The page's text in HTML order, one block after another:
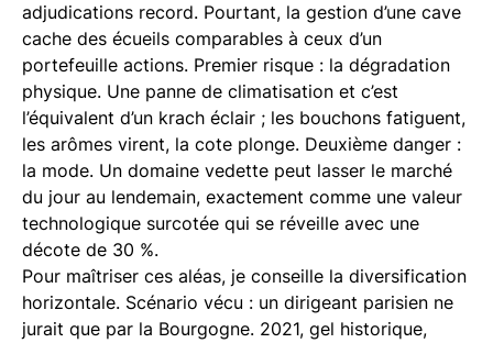
adjudications record. Pourtant, la gestion d’une cave
cache des écueils comparables à ceux d’un
portefeuille actions. Premier risque : la dégradation
physique. Une panne de climatisation et c’est
l’équivalent d’un krach éclair ; les bouchons fatiguent,
les arômes virent, la cote plonge. Deuxième danger :
la mode. Un domaine vedette peut lasser le marché
du jour au lendemain, exactement comme une valeur
technologique surcotée qui se réveille avec une
décote de 30 %.
Pour maîtriser ces aléas, je conseille la diversification
horizontale. Scénario vécu : un dirigeant parisien ne
jurait que par la Bourgogne. 2021, gel historique,